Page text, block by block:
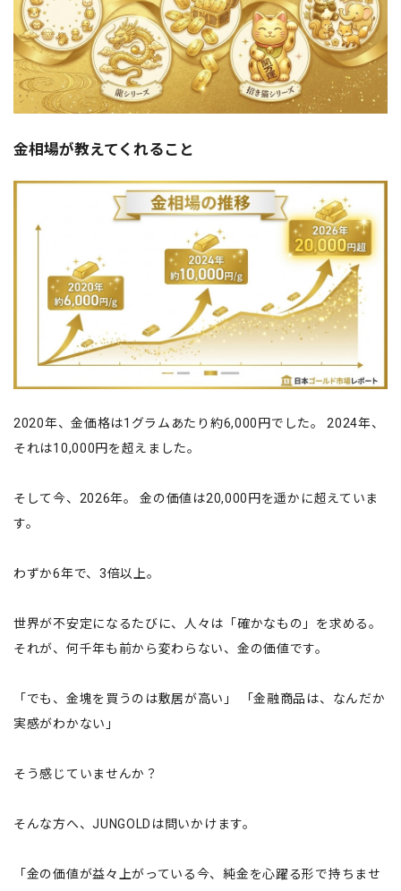
金相場が教えてくれること
2020年、金価格は1グラムあたり約6,000円でした。 2024年、
それは10,000円を超えました。
そして今、2026年。 金の価値は20,000円を遥かに超えていま
す。
わずか6年で、3倍以上。
世界が不安定になるたびに、人々は「確かなもの」を求める。
それが、何千年も前から変わらない、金の価値です。
「でも、金塊を買うのは敷居が高い」 「金融商品は、なんだか
実感がわかない」
そう感じていませんか？
そんな方へ、JUNGOLDは問いかけます。
「金の価値が益々上がっている今、純金を心躍る形で持ちませ